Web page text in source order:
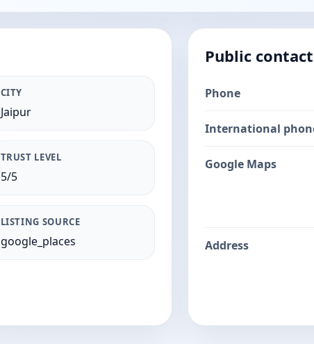
CITY
Jaipur
TRUST LEVEL
5/5
LISTING SOURCE
google_places
Public
Phone
International
Google Maps
Address